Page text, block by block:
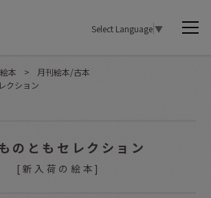
Select Language▼
本 >
月刊絵本/古本
クション
のともセレクション
[ 新入荷の絵本]